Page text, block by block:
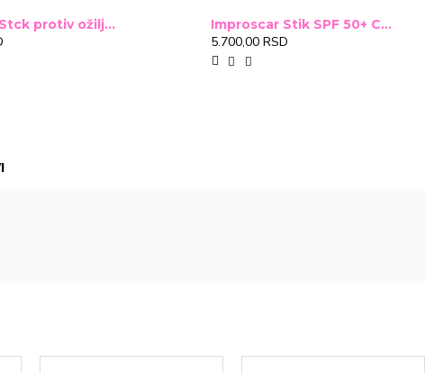
Improscar Stck protiv ožiljaka 4,6g Improscar Stik SPF 50+ Conceal 6,9g (tonirani)
5.700,00 RSD